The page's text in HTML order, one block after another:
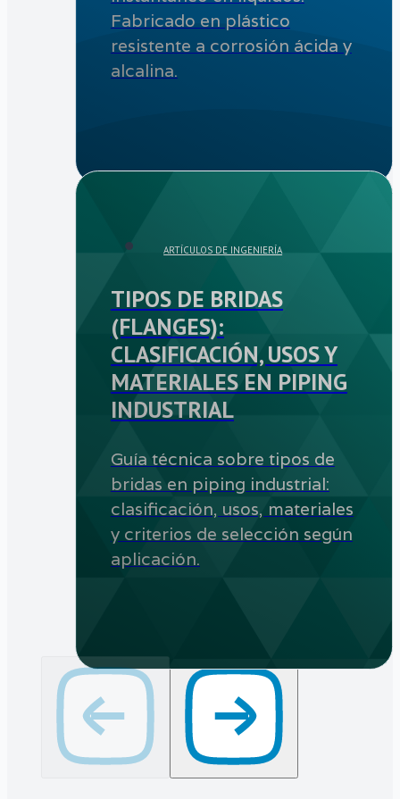
Fabricado en plástico
resistente a corrosión ácida y
alcalina.
ARTÍCULOS DE INGENIERÍA
TIPOS DE BRIDAS
(FLANGES):
CLASIFICACIÓN, USOS Y
MATERIALES EN PIPING
INDUSTRIAL
Guía técnica sobre tipos de
bridas en piping industrial:
clasificación, usos, materiales
y criterios de selección según
aplicación.